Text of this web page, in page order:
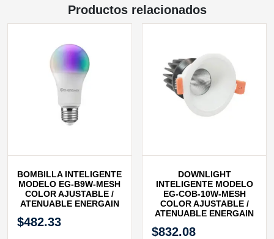
Productos relacionados
BOMBILLA INTELIGENTE
MODELO EG-B9W-MESH
COLOR AJUSTABLE /
ATENUABLE ENERGAIN
$482.33
DOWNLIGHT
INTELIGENTE MODELO
EG-COB-10W-MESH
COLOR AJUSTABLE /
ATENUABLE ENERGAIN
$832.08